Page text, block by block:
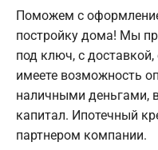
Поможем с
постройку дома! Мы
под ключ, с
имеете возможность
наличными деньгами,
капитал. Ипотечный
партнером компании.